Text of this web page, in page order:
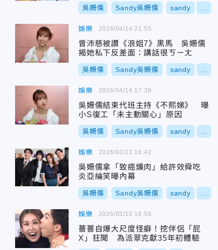
吳姍儒 Sandy吳姍儒 sandy
娛樂
曾沛慈被讚《浪姐7》黑馬 吳姍儒
揭她私下反差面：講話很ㄎㄧㄤ
吳姍儒 Sandy吳姍儒 sandy
2026/04/14 21:55
娛樂
吳姍儒結束代班主持《不熙娣》 曝
小S復工「未主動關心」原因
吳姍儒 Sandy吳姍儒 sandy
2026/04/14 17:38
娛樂
吳姍儒拿「致癌爌肉」給許效舜吃
炎亞綸笑曝內幕
吳姍儒 Sandy吳姍儒 sandy
2026/03/12 16:42
娛樂
薔薔自爆大尺度怪癖！挖伴侶「屁
X」狂聞 為派翠克獻35年初體驗
2026/03/10 16:58